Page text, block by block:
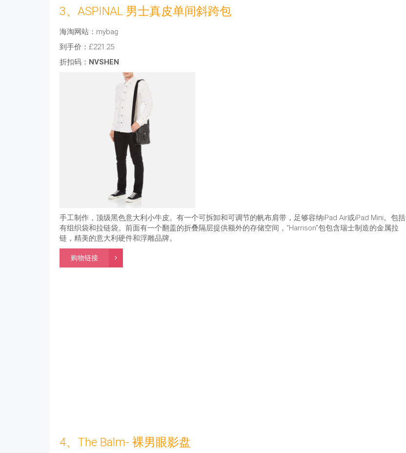
3、ASPINAL 男士真皮单间斜跨包
海淘网站：mybag
到手价：£221.25
折扣码： NVSHEN
手工制作，顶级黑色意大利小牛皮。有一个可拆卸和可调节的帆布肩带，足够容纳iPad Air或iPad Mini。包括
有组织袋和拉链袋。前面有一个翻盖的折叠隔层提供额外的存储空间，“Harrison”包包含瑞士制造的金属拉
链，精美的意大利硬件和浮雕品牌。
购物链接
4、The Balm- 裸男眼影盘